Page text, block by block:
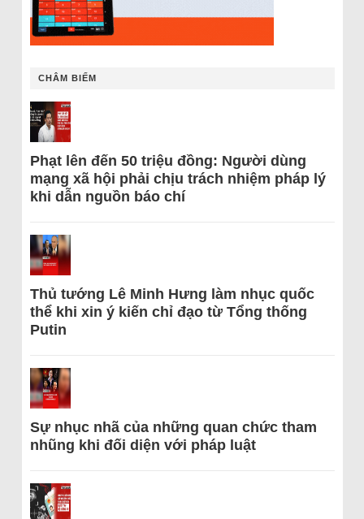
CHÂM BIẾM
Phạt lên đến 50 triệu đồng: Người dùng
mạng xã hội phải chịu trách nhiệm pháp lý
khi dẫn nguồn báo chí
Thủ tướng Lê Minh Hưng làm nhục quốc
thể khi xin ý kiến chỉ đạo từ Tổng thống
Putin
Sự nhục nhã của những quan chức tham
nhũng khi đối diện với pháp luật